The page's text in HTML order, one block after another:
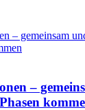
–